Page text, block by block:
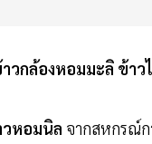
วกล้องหอมมะลิ ข้าว
วหอมนิล จากสหกรณ์ก